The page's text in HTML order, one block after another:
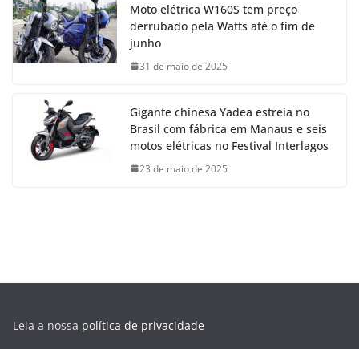
Moto elétrica W160S tem preço
derrubado pela Watts até o fim de
junho
31 de maio de 2025
Gigante chinesa Yadea estreia no
Brasil com fábrica em Manaus e seis
motos elétricas no Festival Interlagos
23 de maio de 2025
Leia a nossa política de privacidade